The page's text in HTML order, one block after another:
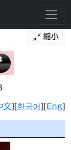
縮小
文][한국어 ][Eng]